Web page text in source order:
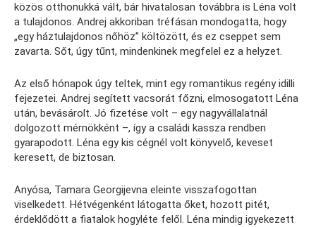
közös otthonukká vált, bár hivatalosan továbbra is Léna volt
a tulajdonos. Andrej akkoriban tréfásan mondogatta, hogy
„egy háztulajdonos nőhöz” költözött, és ez cseppet sem
zavarta. Sőt, úgy tűnt, mindenkinek megfelel ez a helyzet.
Az első hónapok úgy teltek, mint egy romantikus regény idilli
fejezetei. Andrej segített vacsorát főzni, elmosogatott Léna
után, bevásárolt. Jó fizetése volt – egy nagyvállalatnál
dolgozott mérnökként –, így a családi kassza rendben
gyarapodott. Léna egy kis cégnél volt könyvelő, keveset
keresett, de biztosan.
Anyósa, Tamara Georgijevna eleinte visszafogottan
viselkedett. Hétvégenként látogatta őket, hozott pitét,
érdeklődött a fiatalok hogyléte felől. Léna mindig igyekezett